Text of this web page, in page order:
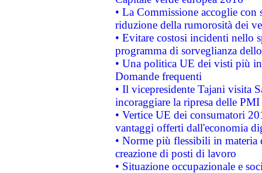
• La Commissione accoglie
riduzione della rumorosità dei
• Evitare costosi incidenti nello
programma di sorveglianza
• Una politica UE dei visti più
Domande frequenti
• Il vicepresidente Tajani visita
incoraggiare la ripresa delle
• Vertice UE dei consumatori
vantaggi offerti dall'economia
• Norme più flessibili in materia
creazione di posti di lavoro
• Situazione occupazionale e